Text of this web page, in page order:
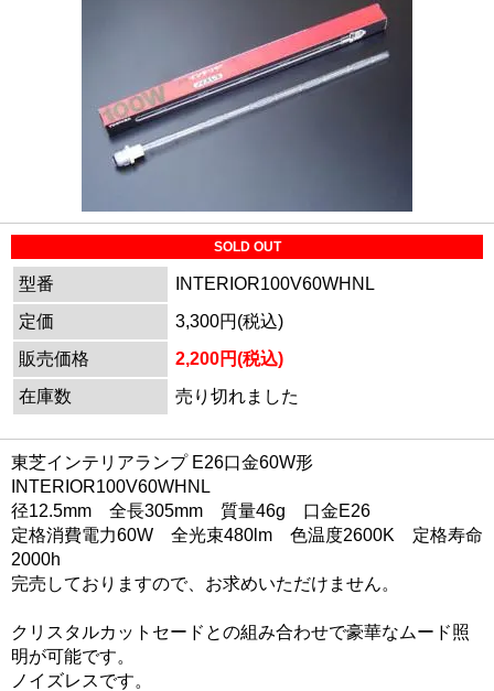
SOLD OUT
型番
INTERIOR100V60WHNL
定価
3,300円(税込)
販売価格
2,200円(税込)
在庫数
売り切れました
東芝インテリアランプ E26口金60W形
INTERIOR100V60WHNL
径12.5mm 全長305mm 質量46g 口金E26
定格消費電力60W 全光束480lm 色温度2600K 定格寿命
2000h
完売しておりますので、お求めいただけません。
クリスタルカットセードとの組み合わせで豪華なムード照
明が可能です。
ノイズレスです。